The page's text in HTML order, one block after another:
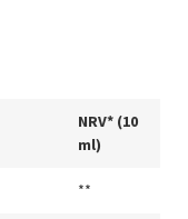
NRV* (10
ml)
**